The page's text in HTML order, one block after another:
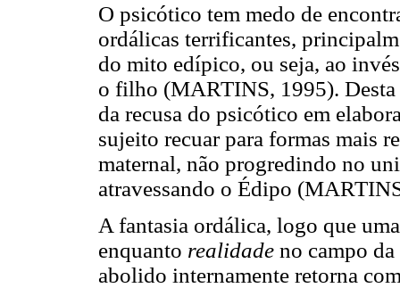
O psicótico tem medo de
ordálicas terrificantes,
do mito edípico, ou seja, ao
o filho (MARTINS, 1995).
da recusa do psicótico em
sujeito recuar para formas mais
maternal, não progredindo no
atravessando o Édipo
A fantasia ordálica, logo que
enquanto realidade no campo
abolido internamente retorna